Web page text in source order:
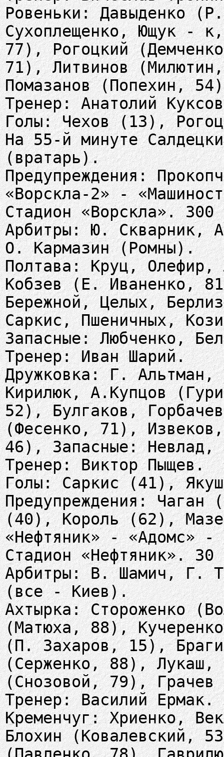
Ровеньки: Давыденко
Сухоплещенко, Ющук -
77), Рогоцкий
71), Литвинов
Помазанов (Попехин,
Тренер: Анатолий
Голы: Чехов (13),
На 55-й минуте
(вратарь).
Предупреждения:
«Ворскла-2» -
Стадион «Ворскла».
Арбитры: Ю. Скварник,
О. Кармазин (Ромны).
Полтава: Круц,
Кобзев (Е. Иваненко,
Бережной, Целых,
Саркис, Пшеничных,
Запасные: Любченко,
Тренер: Иван Шарий.
Дружковка: Г. Альтман,
Кирилюк, А.Купцов
52), Булгаков,
(Фесенко, 71),
46), Запасные: Невлад,
Тренер: Виктор Пыщев.
Голы: Саркис (41),
Предупреждения:
(40), Король (62),
«Нефтяник» - «Адомс»
Стадион «Нефтяник».
Арбитры: В. Шамич, Г.
(все - Киев).
Ахтырка: Стороженко
(Матюха, 88),
(П. Захаров, 15),
(Серженко, 88), Лукаш,
(Снозовой, 79),
Тренер: Василий Ермак.
Кременчуг: Хриенко,
Блохин (Ковалевский,